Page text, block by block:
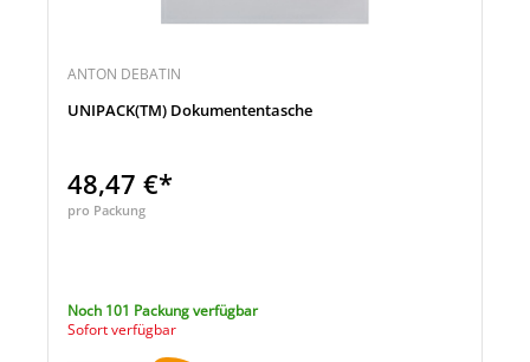
ANTON DEBATIN
UNIPACK(TM) Dokumententasche
48,47 €*
pro Packung
Noch 101 Packung verfügbar
Sofort verfügbar